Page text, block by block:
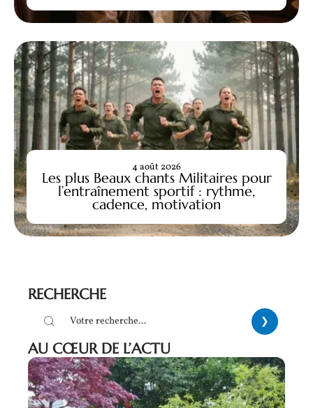
Les plus Beaux chants Militaires pour
l’entraînement sportif : rythme,
cadence, motivation
4 août 2026
RECHERCHE
AU CŒUR DE L’ACTU